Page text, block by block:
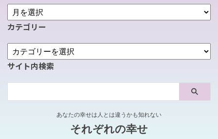
カテゴリー
サイト内検索
あなたの幸せは人とは違うかも知れない
それぞれの幸せ